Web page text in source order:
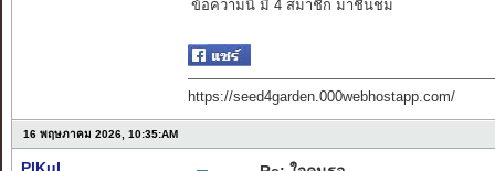
ข้อความนี้ มี 4 สมาชิก มาชื่นชม
https://seed4garden.000webhostapp.com/
16 พฤษภาคม 2026, 10:35:AM